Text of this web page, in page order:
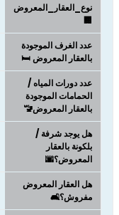
نوع_العقار_المعروض
🏢
عدد الغرف الموجودة
بالعقار المعروض 🛏️
عدد دورات المياه /
الحمامات الموجودة
بالعقار المعروض🚾
هل يوجد شرفة /
بلكونة بالعقار
المعروض؟🌆
هل العقار المعروض
مفروش؟🛋️